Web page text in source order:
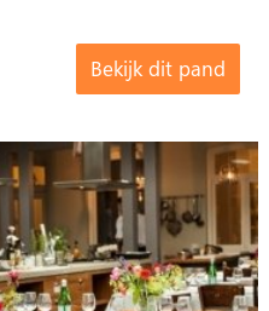
Bekijk dit pand